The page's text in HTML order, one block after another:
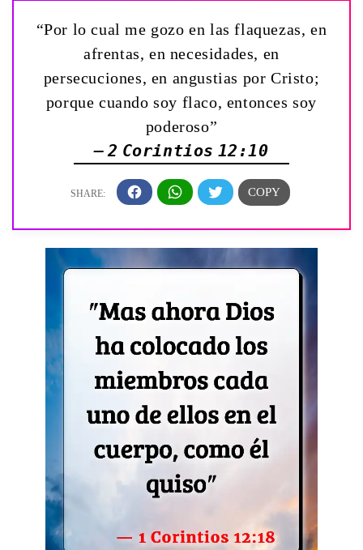
“Por lo cual me gozo en las flaquezas, en
afrentas, en necesidades, en
persecuciones, en angustias por Cristo;
porque cuando soy flaco, entonces soy
poderoso”
— 2 Corintios 12:10